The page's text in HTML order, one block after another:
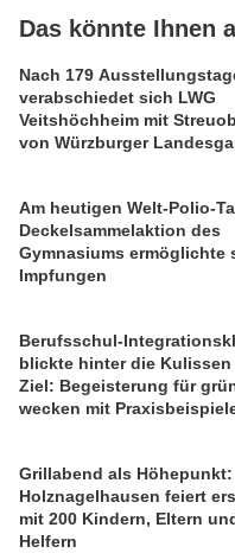
Das könnte Ihnen
Nach 179
verabschiedet sich LWG
Veitshöchheim mit
von Würzburger
Am heutigen Welt-Polio-
Deckelsammelaktion des
Gymnasiums ermöglichte
Impfungen
Berufsschul-
blickte hinter die Kulissen
Ziel: Begeisterung für
wecken mit
Grillabend als Höhepunkt:
Holznagelhausen feiert
mit 200 Kindern, Eltern
Helfern